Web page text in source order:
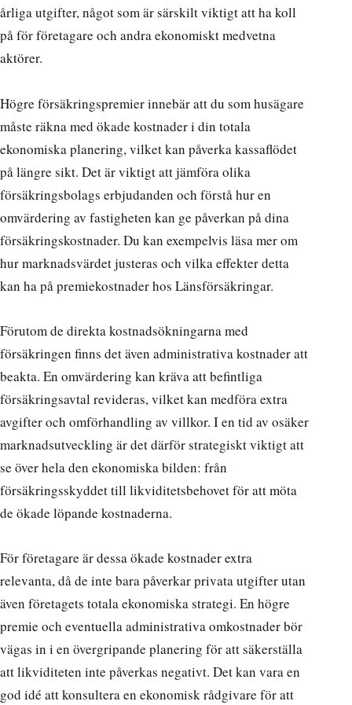
årliga utgifter, något som är särskilt viktigt att ha koll
på för företagare och andra ekonomiskt medvetna
aktörer.
Högre försäkringspremier innebär att du som husägare
måste räkna med ökade kostnader i din totala
ekonomiska planering, vilket kan påverka kassaflödet
på längre sikt. Det är viktigt att jämföra olika
försäkringsbolags erbjudanden och förstå hur en
omvärdering av fastigheten kan ge påverkan på dina
försäkringskostnader. Du kan exempelvis läsa mer om
hur marknadsvärdet justeras och vilka effekter detta
kan ha på premiekostnader hos Länsförsäkringar.
Förutom de direkta kostnadsökningarna med
försäkringen finns det även administrativa kostnader att
beakta. En omvärdering kan kräva att befintliga
försäkringsavtal revideras, vilket kan medföra extra
avgifter och omförhandling av villkor. I en tid av osäker
marknadsutveckling är det därför strategiskt viktigt att
se över hela den ekonomiska bilden: från
försäkringsskyddet till likviditetsbehovet för att möta
de ökade löpande kostnaderna.
För företagare är dessa ökade kostnader extra
relevanta, då de inte bara påverkar privata utgifter utan
även företagets totala ekonomiska strategi. En högre
premie och eventuella administrativa omkostnader bör
vägas in i en övergripande planering för att säkerställa
att likviditeten inte påverkas negativt. Det kan vara en
god idé att konsultera en ekonomisk rådgivare för att